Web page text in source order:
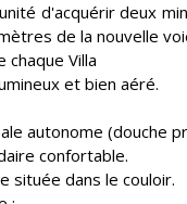
d'acquérir deux
de la nouvelle
chaque Villa
et bien aéré.
autonome (douche
confortable.
située dans le couloir.